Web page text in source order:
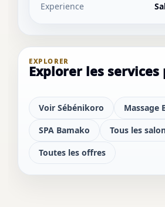
Experience
EXPLORER
Explorer les services
Voir Sébénikoro
Massage
SPA Bamako
Tous les
Toutes les offres